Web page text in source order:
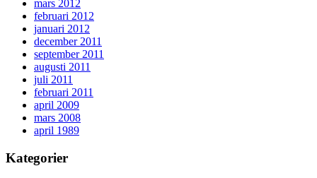
mars 2012
februari 2012
januari 2012
december 2011
september 2011
augusti 2011
juli 2011
februari 2011
april 2009
mars 2008
april 1989
Kategorier